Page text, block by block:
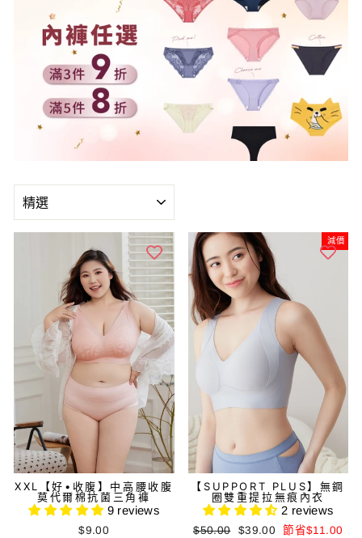
類
XXL【好•收腹】中高腰收腹
莫代爾棉抗菌三角褲
9 reviews
$9.00
減價
【SUPPORT PLUS】無鋼
圈雙重提拉無痕內衣
2 reviews
正
$50.00
減
$39.00 節省$11.00